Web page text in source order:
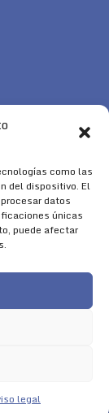
como las
del dispositivo. El
datos
únicas
puede afectar
legal
Cookies